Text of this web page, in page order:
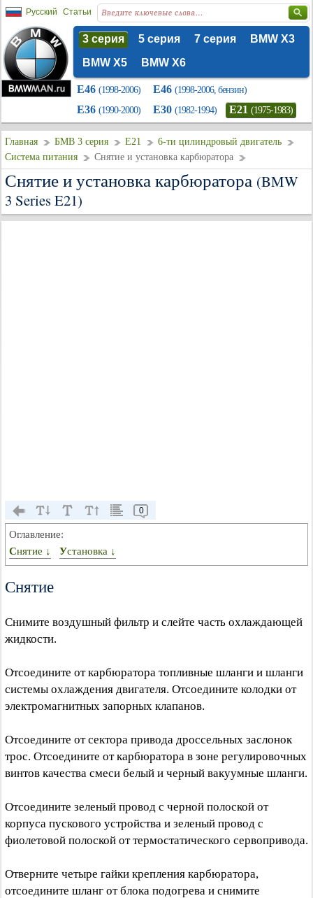
Русский Статьи
3 серия 5 серия 7 серия
BMW X3
BMW X5
BMW X6
E46 (1998-2006) E46 (1998-2006, бензин)
E36 (1990-2000) E30 (1982-1994) E21 (1975-1983)
Главная БМВ 3 серия E21
6-ти цилиндровый двигатель
Система питания
Снятие и установка карбюратора
Снятие и установка карбюратора (BMW
3 Series E21)
0
Оглавление:
Снятие ↓
Установка ↓
Снятие
Снимите воздушный фильтр и слейте часть охлаждающей
жидкости.
Отсоедините от карбюратора топливные шланги и шланги
системы охлаждения двигателя. Отсоедините колодки от
электромагнитных запорных клапанов.
Отсоедините от сектора привода дроссельных заслонок
трос. Отсоедините от карбюратора в зоне регулировочных
винтов качества смеси белый и черный вакуумные шланги.
Отсоедините зеленый провод с черной полоской от
корпуса пускового устройства и зеленый провод с
фиолетовой полоской от термостатического сервопривода.
Отверните четыре гайки крепления карбюратора,
отсоедините шланг от блока подогрева и снимите